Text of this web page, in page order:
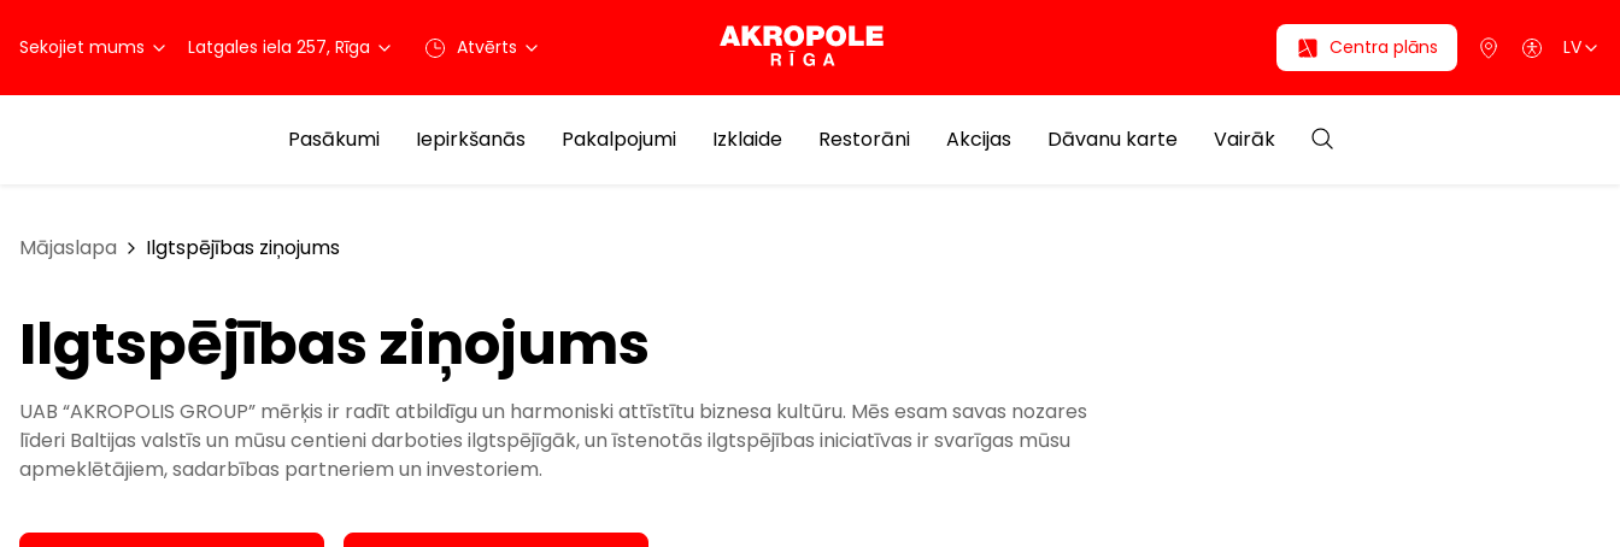
Sekojiet mums Latgales iela 257, Rīga Atvērts Centra plāns LV
Pasākumi Iepirkšanās Pakalpojumi Izklaide Restorāni Akcijas Dāvanu karte Vairāk
Mājaslapa Ilgtspējības ziņojums
Ilgtspējības ziņojums
UAB “AKROPOLIS GROUP” mērķis ir radīt atbildīgu un harmoniski attīstītu biznesa kultūru. Mēs esam savas nozares
līderi Baltijas valstīs un mūsu centieni darboties ilgtspējīgāk, un īstenotās ilgtspējības iniciatīvas ir svarīgas mūsu
apmeklētājiem, sadarbības partneriem un investoriem.